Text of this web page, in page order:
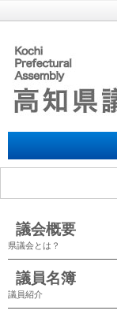
議会概要
県議会とは？
議員名簿
議員紹介